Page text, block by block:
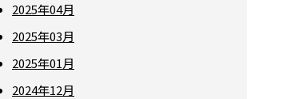
2025年04月
2025年03月
2025年01月
2024年12月